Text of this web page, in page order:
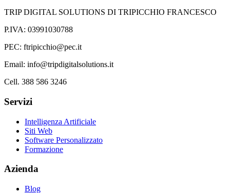
TRIP DIGITAL SOLUTIONS DI TRIPICCHIO FRANCESCO
P.IVA: 03991030788
PEC: ftripicchio@pec.it
Email: info@tripdigitalsolutions.it
Cell. 388 586 3246
Servizi
Intelligenza Artificiale
Siti Web
Software Personalizzato
Formazione
Azienda
Blog